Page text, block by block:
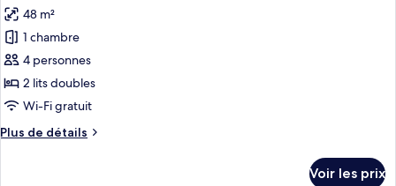
Luxury
Premier
Room
les
photos
pour
ce
type
chambre :
48 m²
1 chambre
4 personnes
2 lits doubles
Wi-Fi gratuit
Plus de détails
Plus
Voir les prix